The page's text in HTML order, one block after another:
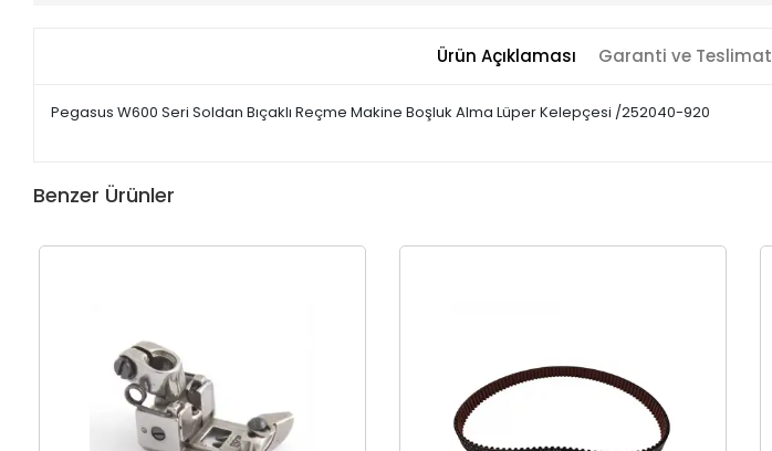
Ürün Açıklaması Garanti ve Teslimat
Pegasus W600 Seri Soldan Bıçaklı Reçme Makine Boşluk Alma Lüper Kelepçesi /252040-920
Benzer Ürünler